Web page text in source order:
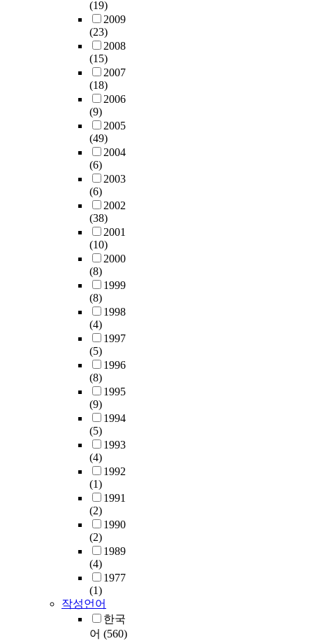
(19)
2009
(23)
2008
(15)
2007
(18)
2006
(9)
2005
(49)
2004
(6)
2003
(6)
2002
(38)
2001
(10)
2000
(8)
1999
(8)
1998
(4)
1997
(5)
1996
(8)
1995
(9)
1994
(5)
1993
(4)
1992
(1)
1991
(2)
1990
(2)
1989
(4)
1977
(1)
작성언어
한국
어 (560)